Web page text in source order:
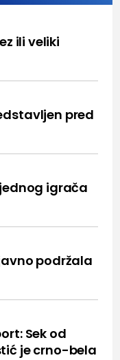
ili veliki
pred
igrača
podržala
Sek od
je crno-bela